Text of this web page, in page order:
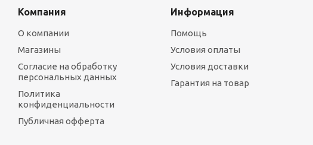
Компания
О компании
Магазины
Согласие на обработку
персональных данных
Политика
конфиденциальности
Публичная офферта
Информация
Помощь
Условия оплаты
Условия доставки
Гарантия на товар